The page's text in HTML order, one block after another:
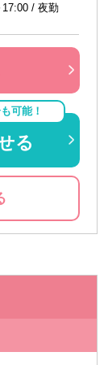
17:00 / 夜勤
可能！
る